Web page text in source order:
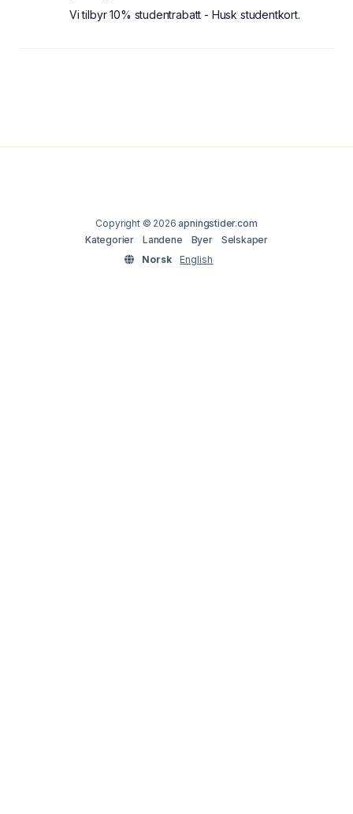
Vi tilbyr 10% studentrabatt - Husk studentkort.
Copyright © 2026apningstider.com
Kategorier
Landene Byer
Selskaper
Norsk
English